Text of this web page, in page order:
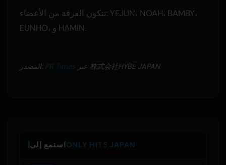
تتكون الفرقة من الأعضاء: YEJUN، NOAH، BAMBY،
EUNHO، و HAMIN.
المصدر: PR Times عبر 株式会社HYBE JAPAN
استمع إلىONLY HITS JAPAN